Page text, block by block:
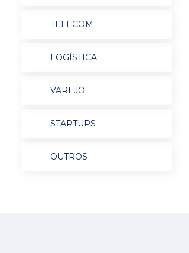
TELECOM
LOGÍSTICA
VAREJO
STARTUPS
OUTROS